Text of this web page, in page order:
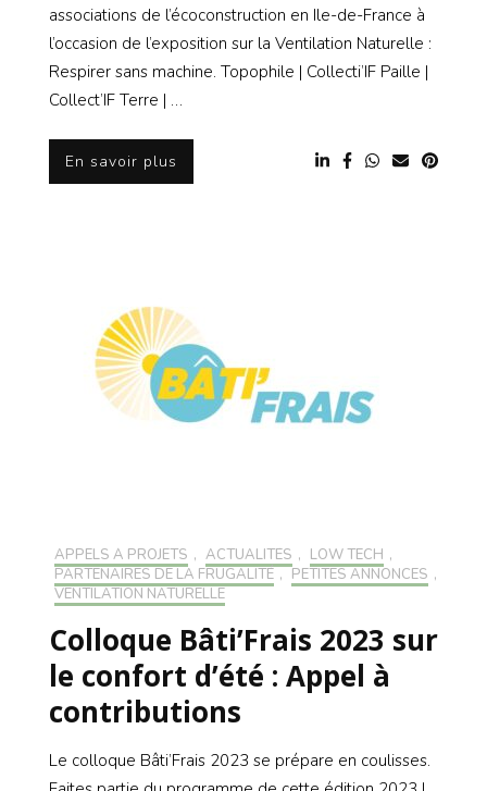
associations de l’écoconstruction en Ile-de-France à
l’occasion de l’exposition sur la Ventilation Naturelle :
Respirer sans machine. Topophile | Collecti’IF Paille |
Collect’IF Terre | …
En savoir plus
APPELS À PROJETS , ACTUALITÉS , LOW TECH ,
PARTENAIRES DE LA FRUGALITÉ , PETITES ANNONCES ,
VENTILATION NATURELLE
Colloque Bâti’Frais 2023 sur
le confort d’été : Appel à
contributions
Le colloque Bâti’Frais 2023 se prépare en coulisses.